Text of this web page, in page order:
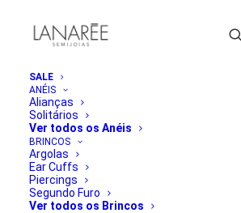
SALE
ANÉIS
Alianças
Solitários
Ver todos os Anéis
BRINCOS
Argolas
Ear Cuffs
Piercings
Segundo Furo
Ver todos os Brincos